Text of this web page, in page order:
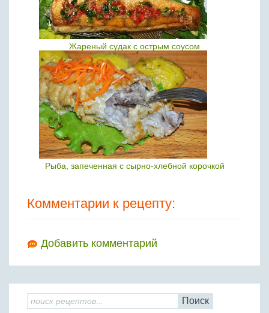
Жареный судак с острым соусом
Рыба, запеченная с сырно-хлебной корочкой
Комментарии к рецепту:
Добавить комментарий
Поиск